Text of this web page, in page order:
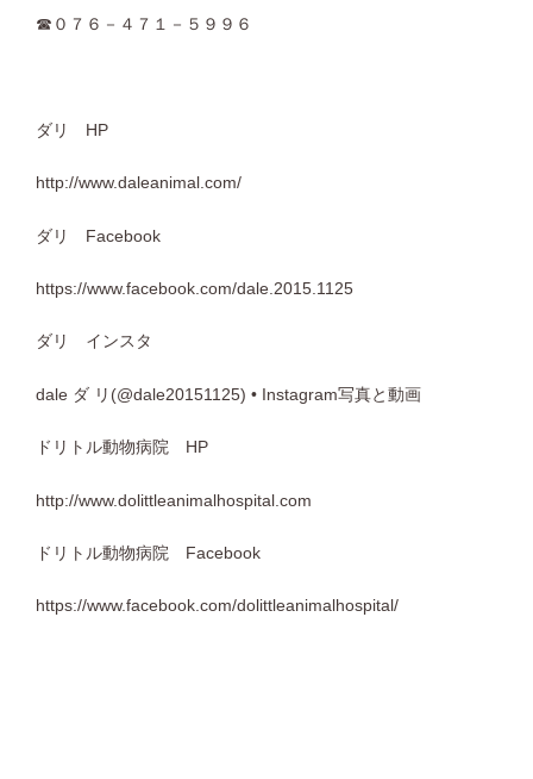
☎０７６－４７１－５９９６
ダリ HP
http://www.daleanimal.com/
ダリ Facebook
https://www.facebook.com/dale.2015.1125
ダリ インスタ
dale ダ リ(@dale20151125) • Instagram写真と動画
ドリトル動物病院 HP
http://www.dolittleanimalhospital.com
ドリトル動物病院 Facebook
https://www.facebook.com/dolittleanimalhospital/